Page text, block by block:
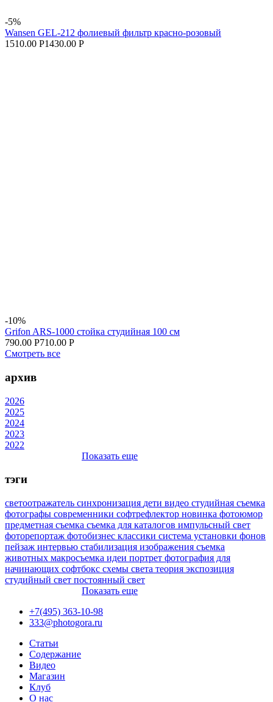
-5%
Wansen GEL-212 фолиевый фильтр красно-розовый
1510.00 Р1430.00 Р
-10%
Grifon ARS-1000 стойка студийная 100 см
790.00 Р710.00 Р
Смотреть все
архив
2026
2025
2024
2023
2022
Показать еще
тэги
светоотражатель синхронизация дети видео студийная съемка
фотографы современники софтрефлектор новинка фотоюмор
предметная съемка съемка для каталогов импульсный свет
фоторепортаж фотобизнес классики система установки фонов
пейзаж интервью стабилизация изображения съемка
животных макросъемка идеи портрет фотография для
начинающих софтбокс схемы света теория экспозиция
студийный свет постоянный свет
Показать еще
+7(495) 363-10-98
333@photogora.ru
Статьи
Содержание
Видео
Магазин
Клуб
О нас